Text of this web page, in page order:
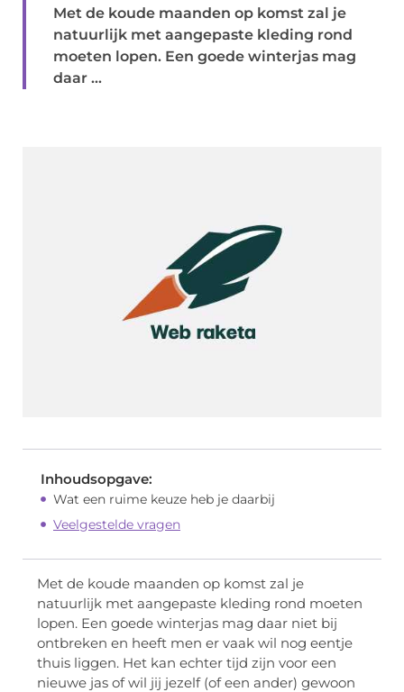
Met de koude maanden op komst zal je
natuurlijk met aangepaste kleding rond
moeten lopen. Een goede winterjas mag
daar ...
Inhoudsopgave:
Wat een ruime keuze heb je daarbij
Veelgestelde vragen
Met de koude maanden op komst zal je
natuurlijk met aangepaste kleding rond moeten
lopen. Een goede winterjas mag daar niet bij
ontbreken en heeft men er vaak wil nog eentje
thuis liggen. Het kan echter tijd zijn voor een
nieuwe jas of wil jij jezelf (of een ander) gewoon